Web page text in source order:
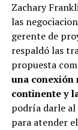
Zachary
las
gerente de
respaldó las
propuesta
una
continente y
podría darle
para atender